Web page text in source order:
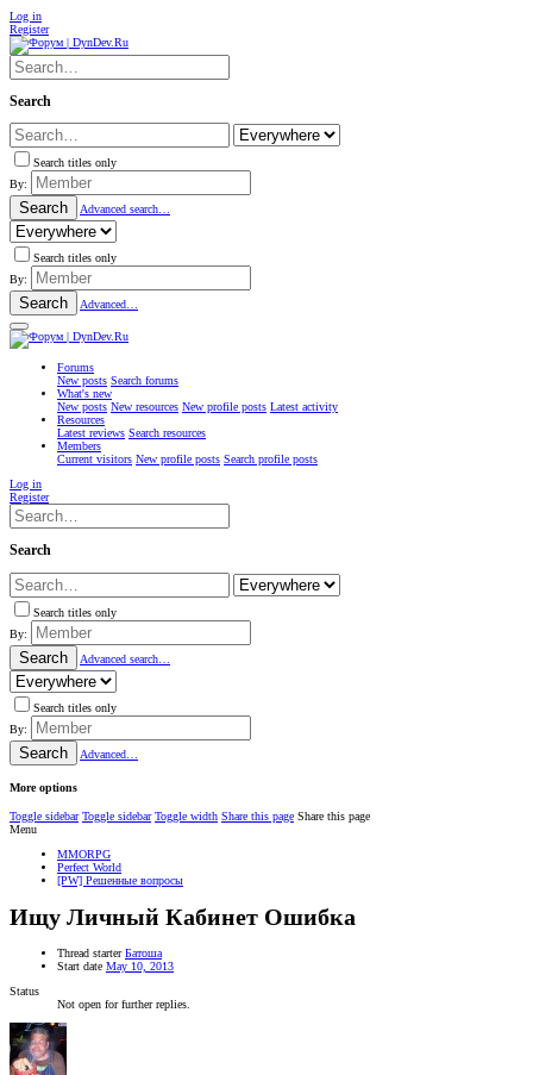
Log in
Register
Search
Search titles only
By:
Search Advanced search…
Search titles only
By:
Search Advanced…
Forums
New posts Search forums
What's new
New posts New resources New profile posts Latest activity
Resources
Latest reviews Search resources
Members
Current visitors New profile posts Search profile posts
Log in
Register
Search
Search titles only
By:
Search Advanced search…
Search titles only
By:
Search Advanced…
More options
Toggle sidebar Toggle sidebar Toggle width Share this page Share this page
Menu
MMORPG
Perfect World
[PW] Решенные вопросы
Ищу Личный Кабинет Ошибка
Thread starter Батоша
Start date May 10, 2013
Status
Not open for further replies.